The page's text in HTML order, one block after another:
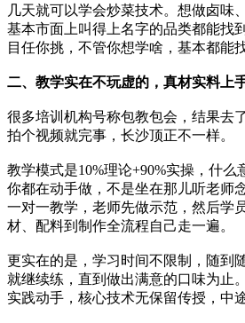
几天就可以学会炒菜技术。想做卤味
基本市面上叫得上名字的品类都能找
目任你挑，不管你想学啥，基本都能
二、教学实在不玩虚的，真材实料上
很多培训机构号称包教包会，结果去
拍个视频就完事，长沙顶正不一样。
教学模式是10%理论+90%实操，什么
你都在动手做，不是坐在那儿听老师
一对一教学，老师先做示范，然后学
材、配料到制作全流程自己走一遍。
更实在的是，学习时间不限制，随到
就继续练，直到做出满意的口味为止
实践动手，核心技术无保留传授，中